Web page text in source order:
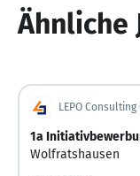
Ähnliche
LEPO Consulting
1a
Wolfratshausen